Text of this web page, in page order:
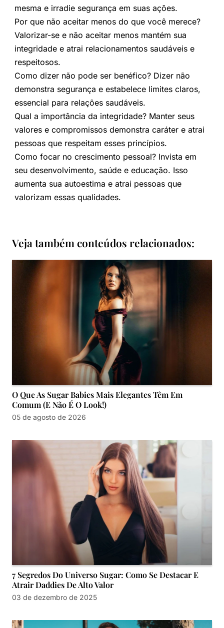
mesma e irradie segurança em suas ações.
Por que não aceitar menos do que você merece?
Valorizar-se e não aceitar menos mantém sua
integridade e atrai relacionamentos saudáveis e
respeitosos.
Como dizer não pode ser benéfico? Dizer não
demonstra segurança e estabelece limites claros,
essencial para relações saudáveis.
Qual a importância da integridade? Manter seus
valores e compromissos demonstra caráter e atrai
pessoas que respeitam esses princípios.
Como focar no crescimento pessoal? Invista em
seu desenvolvimento, saúde e educação. Isso
aumenta sua autoestima e atrai pessoas que
valorizam essas qualidades.
Veja também conteúdos relacionados:
O Que As Sugar Babies Mais Elegantes Têm Em
Comum (e Não É O Look!)
05 de agosto de 2026
7 Segredos Do Universo Sugar: Como Se Destacar E
Atrair Daddies De Alto Valor
03 de dezembro de 2025